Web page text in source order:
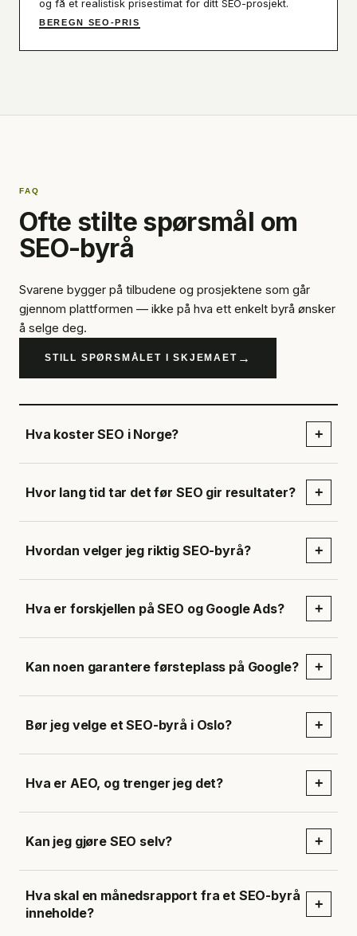
og få et realistisk prisestimat for ditt SEO-prosjekt.
BEREGN SEO-PRIS
FAQ
Ofte stilte spørsmål om
SEO-byrå
Svarene bygger på tilbudene og prosjektene som går
gjennom plattformen — ikke på hva ett enkelt byrå ønsker
å selge deg.
STILL SPØRSMÅLET I SKJEMAET →
Hva koster SEO i Norge? +
Hvor lang tid tar det før SEO gir resultater? +
Hvordan velger jeg riktig SEO-byrå? +
Hva er forskjellen på SEO og Google Ads? +
Kan noen garantere førsteplass på Google? +
Bør jeg velge et SEO-byrå i Oslo? +
Hva er AEO, og trenger jeg det? +
Kan jeg gjøre SEO selv? +
Hva skal en månedsrapport fra et SEO-byrå
inneholde?
+